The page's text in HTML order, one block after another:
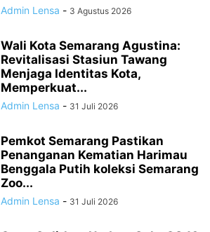
Admin Lensa - 3 Agustus 2026
Wali Kota Semarang Agustina:
Revitalisasi Stasiun Tawang
Menjaga Identitas Kota,
Memperkuat...
Admin Lensa - 31 Juli 2026
Pemkot Semarang Pastikan
Penanganan Kematian Harimau
Benggala Putih koleksi Semarang
Zoo...
Admin Lensa - 31 Juli 2026